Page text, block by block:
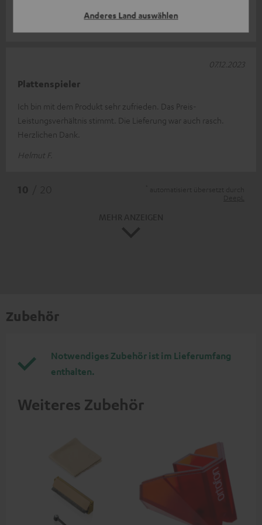
Anderes Land auswählen
Plattenspieler
Ich bin mit dem Produkt sehr zufrieden. Das Preis-
Leistungsverhältnis stimmt. Die Lieferung war auch rasch.
Herzlichen Dank.
Helmut F.
07.12.2023
Zubehör
Notwendiges Zubehör ist im Lieferumfang
enthalten.
Weiteres Zubehör